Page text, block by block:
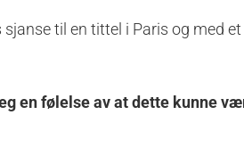
til en tittel i Paris og med
en følelse av at dette kunne